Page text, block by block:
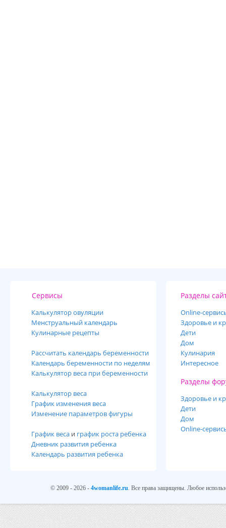
Сервисы
Калькулятор овуляции
Менструальный календарь
Кулинарные рецепты
Рассчитать календарь беременности
Календарь беременности по неделям
Калькулятор веса при беременности
Калькулятор веса
График изменения веса
Изменение параметров фигуры
График веса и график роста ребенка
Дневник развития ребенка
Календарь развития ребенка
Разделы
Online-
Здоровье и
Дети
Дом
Кулинария
Интересное
Разделы
Здоровье и
Дети
Дом
Online-
© 2009 - 2026 -4womanlife.ru. Все права защищены. Любое